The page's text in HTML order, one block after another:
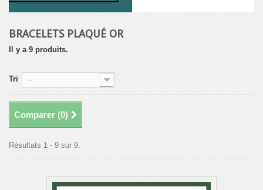
BRACELETS PLAQUÉ OR
Il y a 9 produits.
Tri --
Comparer (0)
Résultats 1 - 9 sur 9.